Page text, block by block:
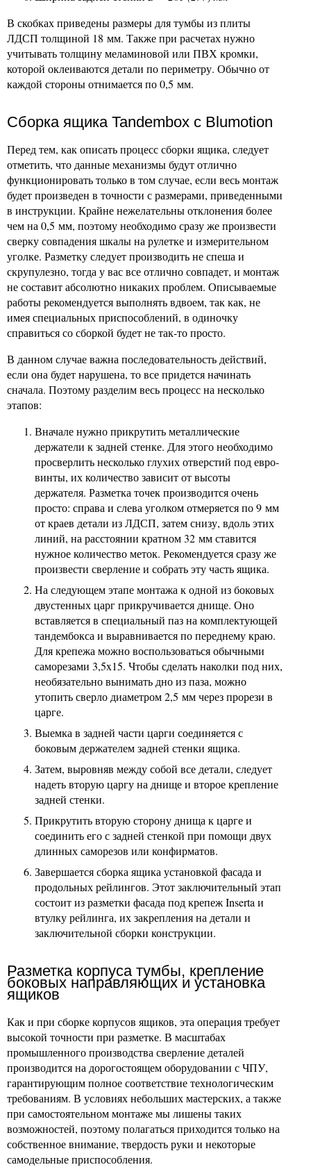
В скобках приведены размеры для тумбы из плиты
ЛДСП толщиной 18 мм. Также при расчетах нужно
учитывать толщину меламиновой или ПВХ кромки,
которой оклеиваются детали по периметру. Обычно от
каждой стороны отнимается по 0,5 мм.
Сборка ящика Tandembox с Blumotion
Перед тем, как описать процесс сборки ящика, следует
отметить, что данные механизмы будут отлично
функционировать только в том случае, если весь монтаж
будет произведен в точности с размерами, приведенными
в инструкции. Крайне нежелательны отклонения более
чем на 0,5 мм, поэтому необходимо сразу же произвести
сверку совпадения шкалы на рулетке и измерительном
уголке. Разметку следует производить не спеша и
скрупулезно, тогда у вас все отлично совпадет, и монтаж
не составит абсолютно никаких проблем. Описываемые
работы рекомендуется выполнять вдвоем, так как, не
имея специальных приспособлений, в одиночку
справиться со сборкой будет не так-то просто.
В данном случае важна последовательность действий,
если она будет нарушена, то все придется начинать
сначала. Поэтому разделим весь процесс на несколько
этапов:
Вначале нужно прикрутить металлические
держатели к задней стенке. Для этого необходимо
просверлить несколько глухих отверстий под евро-
винты, их количество зависит от высоты
держателя. Разметка точек производится очень
просто: справа и слева уголком отмеряется по 9 мм
от краев детали из ЛДСП, затем снизу, вдоль этих
линий, на расстоянии кратном 32 мм ставится
нужное количество меток. Рекомендуется сразу же
произвести сверление и собрать эту часть ящика.
На следующем этапе монтажа к одной из боковых
двустенных царг прикручивается днище. Оно
вставляется в специальный паз на комплектующей
тандембокса и выравнивается по переднему краю.
Для крепежа можно воспользоваться обычными
саморезами 3,5x15. Чтобы сделать наколки под них,
необязательно вынимать дно из паза, можно
утопить сверло диаметром 2,5 мм через прорези в
царге.
Выемка в задней части царги соединяется с
боковым держателем задней стенки ящика.
Затем, выровняв между собой все детали, следует
надеть вторую царгу на днище и второе крепление
задней стенки.
Прикрутить вторую сторону днища к царге и
соединить его с задней стенкой при помощи двух
длинных саморезов или конфирматов.
Завершается сборка ящика установкой фасада и
продольных рейлингов. Этот заключительный этап
состоит из разметки фасада под крепеж Inserta и
втулку рейлинга, их закрепления на детали и
заключительной сборки конструкции.
Разметка корпуса тумбы, крепление
боковых направляющих и установка
ящиков
Как и при сборке корпусов ящиков, эта операция требует
высокой точности при разметке. В масштабах
промышленного производства сверление деталей
производится на дорогостоящем оборудовании с ЧПУ,
гарантирующим полное соответствие технологическим
требованиям. В условиях небольших мастерских, а также
при самостоятельном монтаже мы лишены таких
возможностей, поэтому полагаться приходится только на
собственное внимание, твердость руки и некоторые
самодельные приспособления.